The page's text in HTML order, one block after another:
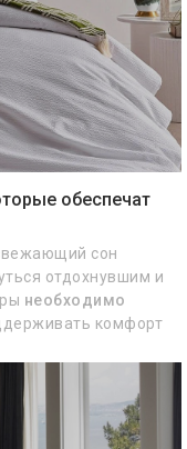
обеспечат
сон
отдохнувшим и
необходимо
комфорт
вам обеспечить